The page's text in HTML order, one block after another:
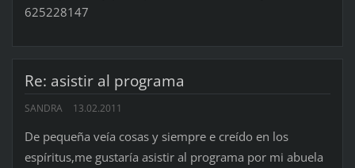
625228147
Re: asistir al programa
SANDRA 13.02.2011
De pequeña veía cosas y siempre e creído en los
espíritus,me gustaría asistir al programa por mi abuela